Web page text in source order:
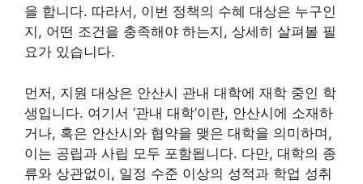
을 합니다. 따라서, 이번 정책의 수혜 대상은 누구인
지, 어떤 조건을 충족해야 하는지, 상세히 살펴볼 필
요가 있습니다.
먼저, 지원 대상은 안산시 관내 대학에 재학 중인 학
생입니다. 여기서 ‘관내 대학’이란, 안산시에 소재하
거나, 혹은 안산시와 협약을 맺은 대학을 의미하며,
이는 공립과 사립 모두 포함됩니다. 다만, 대학의 종
류와 상관없이, 일정 수준 이상의 성적과 학업 성취